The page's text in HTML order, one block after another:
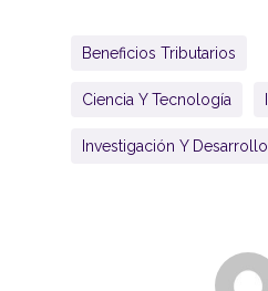
Beneficios Tributarios
Ciencia Y Tecnología
Investigación Y Desarrollo